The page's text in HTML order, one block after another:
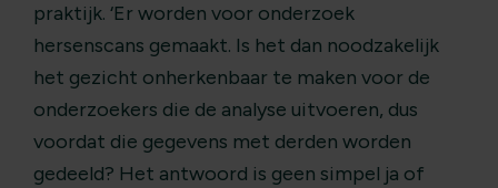
praktijk. ‘Er worden voor onderzoek
hersenscans gemaakt. Is het dan noodzakelijk
het gezicht onherkenbaar te maken voor de
onderzoekers die de analyse uitvoeren, dus
voordat die gegevens met derden worden
gedeeld? Het antwoord is geen simpel ja of